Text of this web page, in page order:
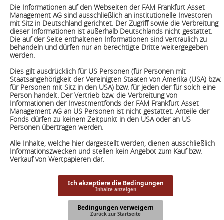
Die Informationen auf den Webseiten der FAM Frankfurt Asset
Management AG sind ausschließlich an institutionelle Investoren
mit Sitz in Deutschland gerichtet. Der Zugriff sowie die Verbreitung
dieser Informationen ist außerhalb Deutschlands nicht gestattet.
Die auf der Seite enthaltenen Informationen sind vertraulich zu
behandeln und dürfen nur an berechtigte Dritte weitergegeben
werden.
Dies gilt ausdrücklich für US Personen (für Personen mit
Staatsangehörigkeit der Vereinigten Staaten von Amerika (USA) bzw.
für Personen mit Sitz in den USA) bzw. für jeden der für solch eine
Person handelt. Der Vertrieb bzw. die Verbreitung von
Informationen der Investmentfonds der FAM Frankfurt Asset
Management AG an US Personen ist nicht gestattet. Anteile der
Fonds dürfen zu keinem Zeitpunkt in den USA oder an US
Personen übertragen werden.
Alle Inhalte, welche hier dargestellt werden, dienen ausschließlich
Informationszwecken und stellen kein Angebot zum Kauf bzw.
Verkauf von Wertpapieren dar.
Ich akzeptiere die Bedingungen
Inhalte anzeigen
Bedingungen verweigern
Zurück zur Startseite